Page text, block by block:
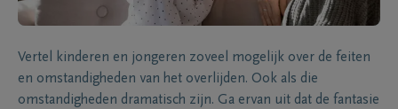
Vertel kinderen en jongeren zoveel mogelijk over de feiten
en omstandigheden van het overlijden. Ook als die
omstandigheden dramatisch zijn. Ga ervan uit dat de fantasie